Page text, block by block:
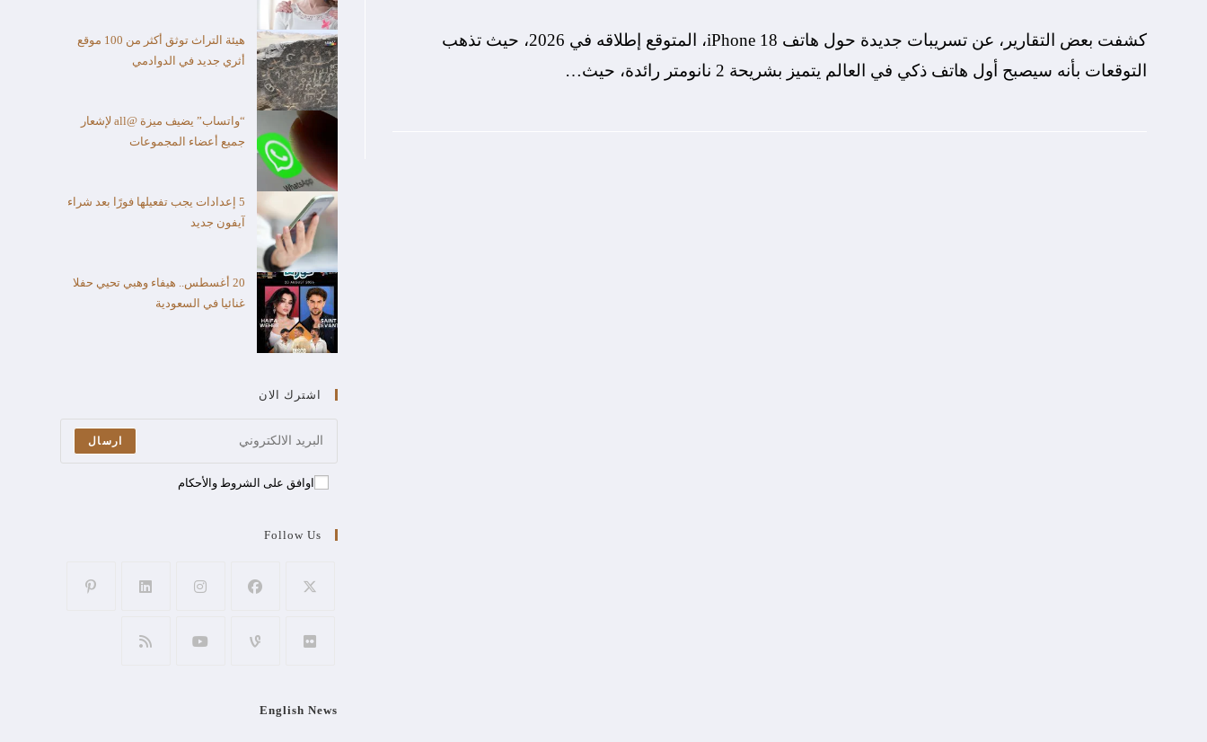
كشفت بعض التقارير، عن تسريبات جديدة حول هاتف iPhone 18، المتوقع إطلاقه في 2026، حيث تذهب
التوقعات بأنه سيصبح أول هاتف ذكي في العالم يتميز بشريحة 2 نانومتر رائدة، حيث…
هيئة التراث توثق أكثر من 100 موقع
أثري جديد في الدوادمي
“واتساب” يضيف ميزة @all لإشعار
جميع أعضاء المجموعات
5 إعدادات يجب تفعيلها فورًا بعد شراء
آيفون جديد
20 أغسطس.. هيفاء وهبي تحيي حفلا
غنائيا في السعودية
اشترك الان
ارسال
اوافق على الشروط والأحكام
Follow Us
English News